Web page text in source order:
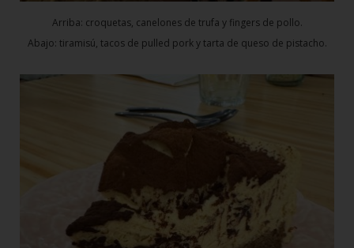
Arriba: croquetas, canelones de trufa y fingers de pollo.
Abajo: tiramisú, tacos de pulled pork y tarta de queso de pistacho.